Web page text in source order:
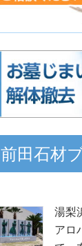
前田石材
湯梨
アロ